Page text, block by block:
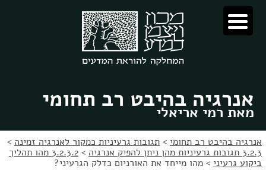
לתוכן
לניווט
אנרגיה בהיבט רב תחומי
מאת רמי אריאלי
אנרגיה בהיבט רב תחומי > תגובות גרעיניות כמקור לאנרגיה זמינה >
3.2.3 תגובות גרעיניות מהן ניתן להפיק אנרגיה
>
3.2.3.2 מהו תהליך
ביקוע גרעיני > מהו מייחד את האורניום כדלק הגרעיני?